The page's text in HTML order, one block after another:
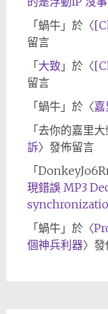
「 蝸牛」於〈
留言
「 大致 」於〈
留言
「 蝸牛」於〈
「 去你的嘉里大
訴〉發佈留言
「
現錯誤 MP3
「 蝸牛」於〈
個神兵利器〉發